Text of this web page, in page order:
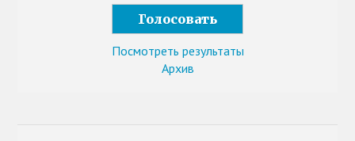
Посмотреть результаты
Архив